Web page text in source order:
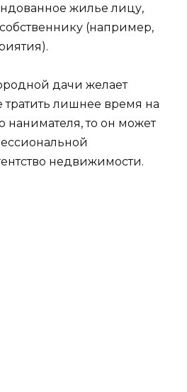
жилье лицу,
(например,
дачи желает
тратить лишнее время на
нанимателя, то он может
недвижимости.